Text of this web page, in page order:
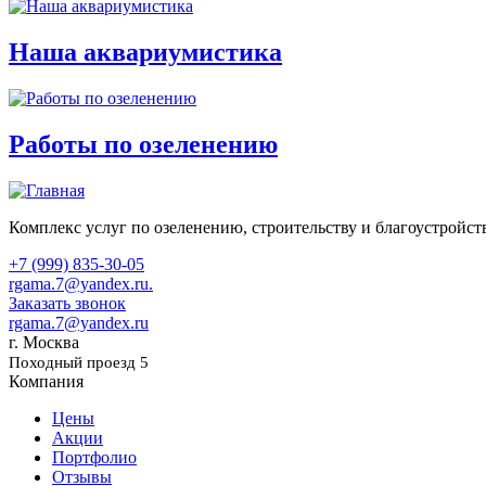
Наша аквариумистика
Работы по озеленению
Комплекс услуг по озеленению, строительству и
+7 (999) 835-30-05
rgama.7@yandex.ru.
Заказать звонок
rgama.7@yandex.ru
г. Москва
Походный проезд 5
Компания
Цены
Акции
Портфолио
Отзывы